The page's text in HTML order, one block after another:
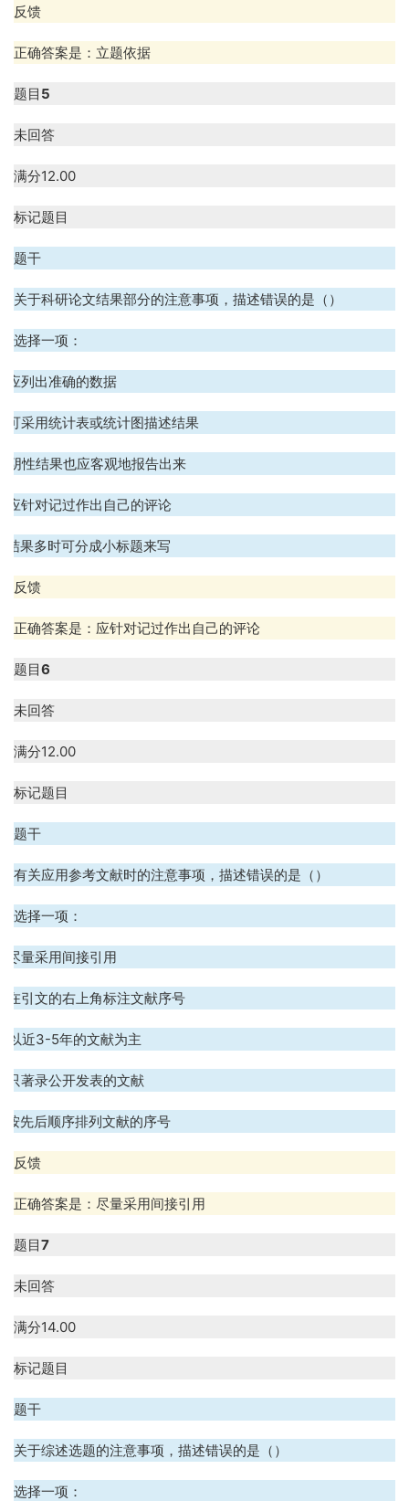
反馈
正确答案是：立题依据
题目 5
未回答
满分12.00
标记题目
题干
关于科研论文结果部分的注意事项，描述错误的是（）
选择一项：
应列出准确的数据
可采用统计表或统计图描述结果
阴性结果也应客观地报告出来
应针对记过作出自己的评论
结果多时可分成小标题来写
反馈
正确答案是：应针对记过作出自己的评论
题目6
未回答
满分12.00
标记题目
题干
有关应用参考文献时的注意事项，描述错误的是（）
选择一项：
尽量采用间接引用
在引文的右上角标注文献序号
以近3-5年的文献为主
只著录公开发表的文献
按先后顺序排列文献的序号
反馈
正确答案是：尽量采用间接引用
题目7
未回答
满分14.00
标记题目
题干
关于综述选题的注意事项，描述错误的是（）
选择一项：